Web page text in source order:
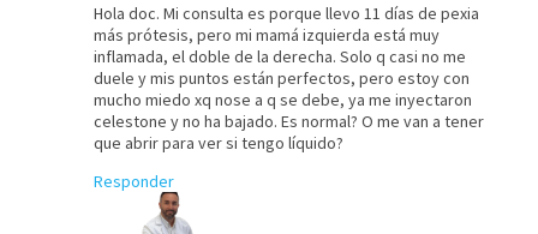
Hola doc. Mi consulta es porque llevo 11 días de pexia
más prótesis, pero mi mamá izquierda está muy
inflamada, el doble de la derecha. Solo q casi no me
duele y mis puntos están perfectos, pero estoy con
mucho miedo xq nose a q se debe, ya me inyectaron
celestone y no ha bajado. Es normal? O me van a tener
que abrir para ver si tengo líquido?
Responder